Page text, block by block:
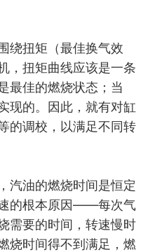
绕扭矩（最佳换气效
，扭矩曲线应该是一条
最佳的燃烧状态；当
现的。因此，就有对缸
的调校，以满足不同转
汽油的燃烧时间是恒定
的根本原因——每次气
需要的时间，转速慢时
烧时间得不到满足，燃